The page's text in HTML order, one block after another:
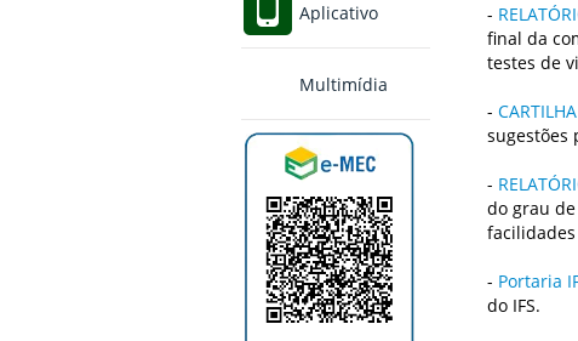
Aplicativo
Multimídia
-
final da
testes de
-
sugestões
-
do grau
- Portaria
do IFS.